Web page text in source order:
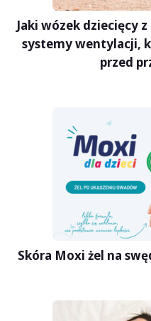
Jaki wózek dziecięcy
systemy wentylacji,
przed
Skóra Moxi żel na